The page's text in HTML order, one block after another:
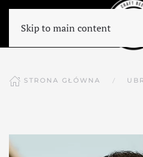
Skip to main content
STRONA GŁÓWNA